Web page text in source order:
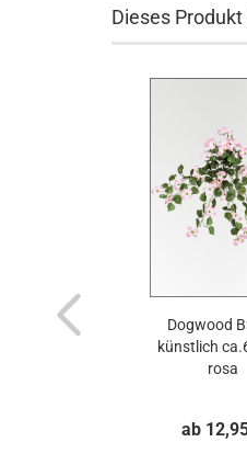
Dieses
Dogwood
künstlich
rosa
ab